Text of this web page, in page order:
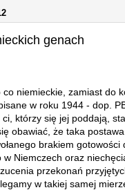
genach
niemieckie, zamiast do
w roku 1944 - dop.
którzy się jej poddają,
obawiać, że taka
brakiem gotowości
Niemczech oraz
przekonań
w takiej samej